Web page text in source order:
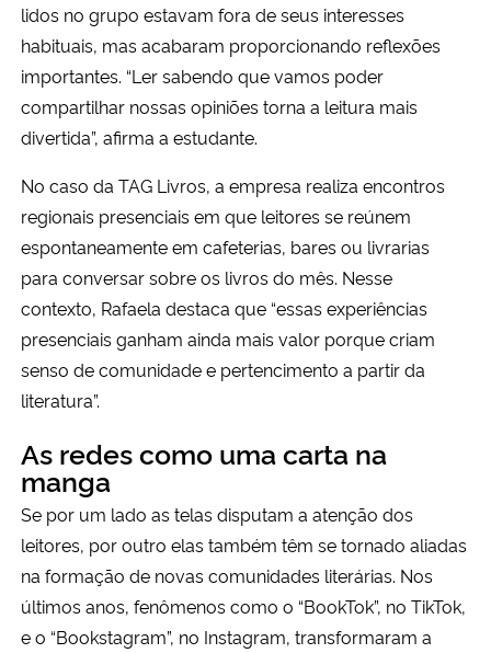
lidos no grupo estavam fora de seus interesses
habituais, mas acabaram proporcionando reflexões
importantes. “Ler sabendo que vamos poder
compartilhar nossas opiniões torna a leitura mais
divertida”, afirma a estudante.
No caso da TAG Livros, a empresa realiza encontros
regionais presenciais em que leitores se reúnem
espontaneamente em cafeterias, bares ou livrarias
para conversar sobre os livros do mês. Nesse
contexto, Rafaela destaca que “essas experiências
presenciais ganham ainda mais valor porque criam
senso de comunidade e pertencimento a partir da
literatura”.
As redes como uma carta na
manga
Se por um lado as telas disputam a atenção dos
leitores, por outro elas também têm se tornado aliadas
na formação de novas comunidades literárias. Nos
últimos anos, fenômenos como o “BookTok”, no TikTok,
e o “Bookstagram”, no Instagram, transformaram a